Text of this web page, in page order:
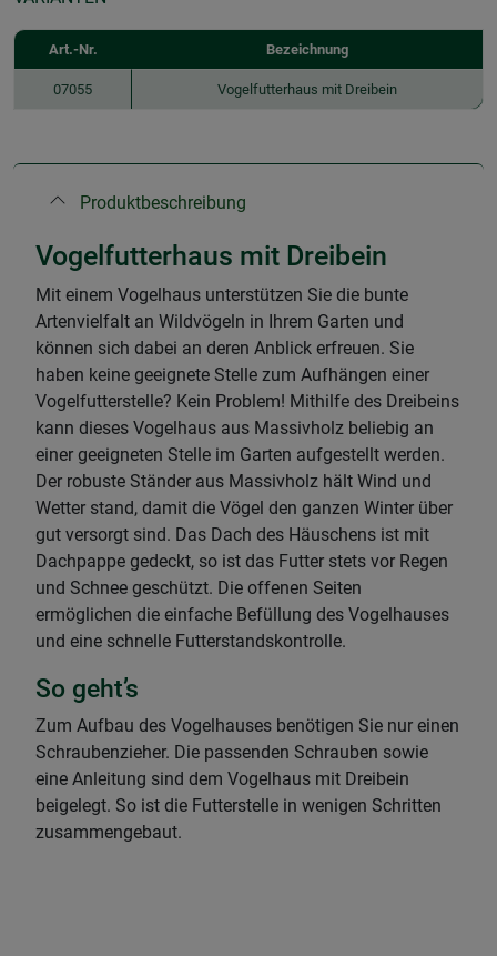
Art.-Nr. Bezeichnung
07055 Vogelfutterhaus mit Dreibein
Produktbeschreibung
Vogelfutterhaus mit Dreibein
Mit einem Vogelhaus unterstützen Sie die bunte
Artenvielfalt an Wildvögeln in Ihrem Garten und
können sich dabei an deren Anblick erfreuen. Sie
haben keine geeignete Stelle zum Aufhängen einer
Vogelfutterstelle? Kein Problem! Mithilfe des Dreibeins
kann dieses Vogelhaus aus Massivholz beliebig an
einer geeigneten Stelle im Garten aufgestellt werden.
Der robuste Ständer aus Massivholz hält Wind und
Wetter stand, damit die Vögel den ganzen Winter über
gut versorgt sind. Das Dach des Häuschens ist mit
Dachpappe gedeckt, so ist das Futter stets vor Regen
und Schnee geschützt. Die offenen Seiten
ermöglichen die einfache Befüllung des Vogelhauses
und eine schnelle Futterstandskontrolle.
So geht’s
Zum Aufbau des Vogelhauses benötigen Sie nur einen
Schraubenzieher. Die passenden Schrauben sowie
eine Anleitung sind dem Vogelhaus mit Dreibein
beigelegt. So ist die Futterstelle in wenigen Schritten
zusammengebaut.